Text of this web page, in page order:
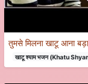
तुमसे मिलना खाटू आना
खाटू श्याम भजन (Khatu